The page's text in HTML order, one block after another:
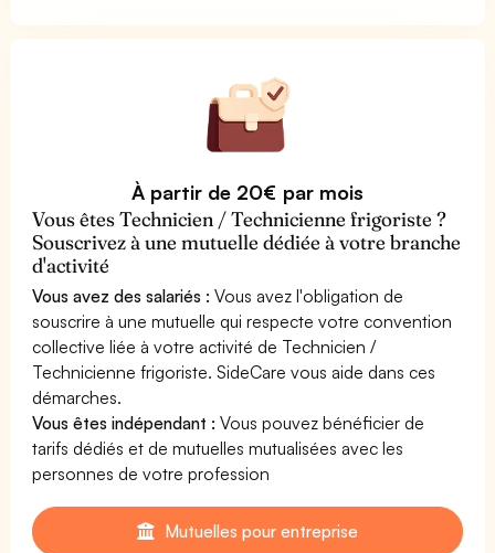
À partir de 20€ par mois
Vous êtes Technicien / Technicienne frigoriste ?
Souscrivez à une mutuelle dédiée à votre branche
d'activité
Vous avez des salariés : Vous avez l'obligation de
souscrire à une mutuelle qui respecte votre convention
collective liée à votre activité de Technicien /
Technicienne frigoriste. SideCare vous aide dans ces
démarches.
Vous êtes indépendant : Vous pouvez bénéficier de
tarifs dédiés et de mutuelles mutualisées avec les
personnes de votre profession
Mutuelles pour entreprise